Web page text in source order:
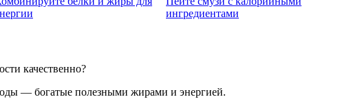
ингредиентами
качественно?
— богатые полезными жирами и энергией.